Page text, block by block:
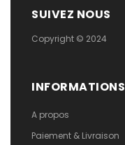
SUIVEZ NOUS
Copyright © 2024
INFORMATIONS
A propos
Paiement & Livraison